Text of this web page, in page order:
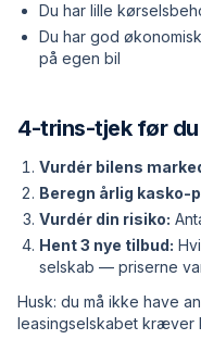
Du har lille
Du har god
på egen bil
4-trins-tjek før
Vurdér bilens
Beregn årlig kasko-
Vurdér din risiko:
Hent 3 nye tilbud:
selskab — priserne
Husk: du må ikke have
leasing­selskabet kræver